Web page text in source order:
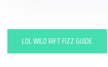
o
LOL WILD RIFT FIZZ GUIDE